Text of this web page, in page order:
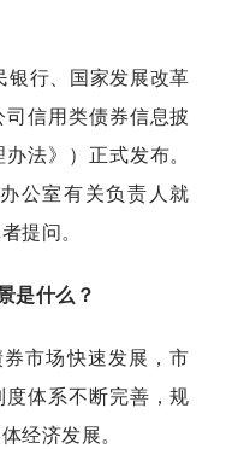
行、国家发展改革
信用类债券信息披
法》）正式发布。
公室有关负责人就
提问。
是什么？
市场快速发展，市
体系不断完善，规
经济发展。